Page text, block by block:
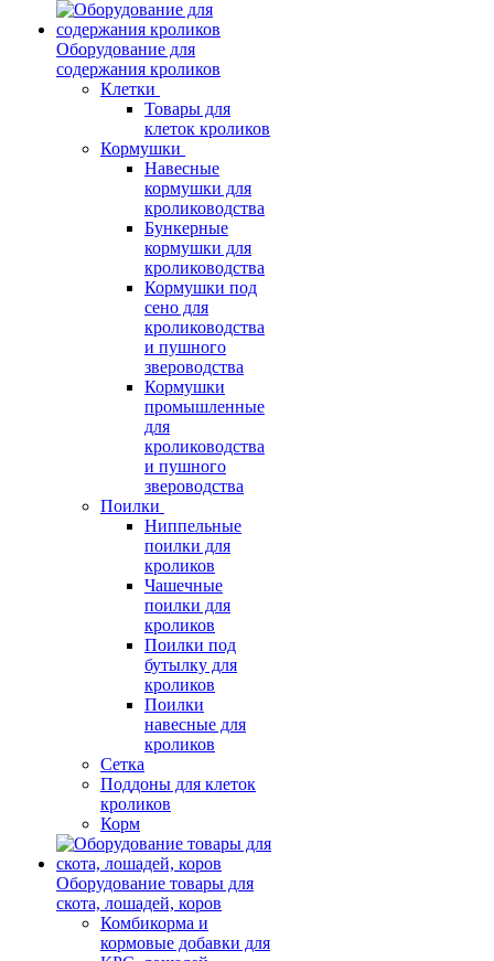
Оборудование для
содержания кроликов
Клетки
Товары для
клеток кроликов
Кормушки
Навесные
кормушки для
кролиководства
Бункерные
кормушки для
кролиководства
Кормушки под
сено для
кролиководства
и пушного
звероводства
Кормушки
промышленные
для
кролиководства
и пушного
звероводства
Поилки
Ниппельные
поилки для
кроликов
Чашечные
поилки для
кроликов
Поилки под
бутылку для
кроликов
Поилки
навесные для
кроликов
Сетка
Поддоны для клеток
кроликов
Корм
Оборудование товары для
скота, лошадей, коров
Комбикорма и
кормовые добавки для